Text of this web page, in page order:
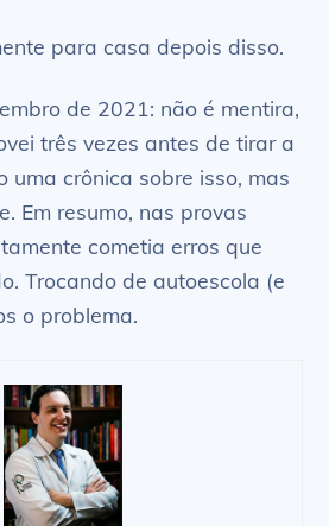
para casa depois disso.
de 2021: não é mentira,
três vezes antes de tirar a
uma crônica sobre isso, mas
Em resumo, nas provas
cometia erros que
Trocando de autoescola (e
o problema.